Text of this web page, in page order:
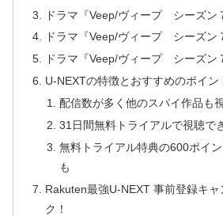
ドラマ『Veep/ヴィープ シーズン
ドラマ『Veep/ヴィープ シーズン
ドラマ『Veep/ヴィープ シーズン
U-NEXTの特徴とおすすめのポイン
配信数が多く他のスパイ作品も
31日間無料トライアルで視聴で
無料トライアル特典の600ポイ
も
Rakuten最強U-NEXT 事前登録キャ
ク！